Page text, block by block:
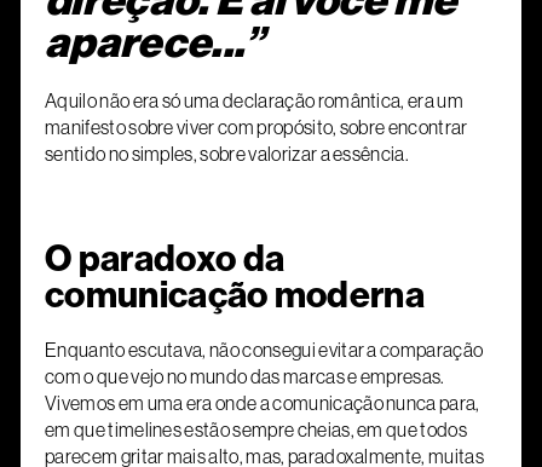
aparece...”
Aquilo não era só uma declaração romântica, era um
manifesto sobre viver com propósito, sobre encontrar
sentido no simples, sobre valorizar a essência.
O paradoxo da
comunicação moderna
Enquanto escutava, não consegui evitar a comparação
com o que vejo no mundo das marcas e empresas.
Vivemos em uma era onde a comunicação nunca para,
em que timelines estão sempre cheias, em que todos
parecem gritar mais alto, mas, paradoxalmente, muitas